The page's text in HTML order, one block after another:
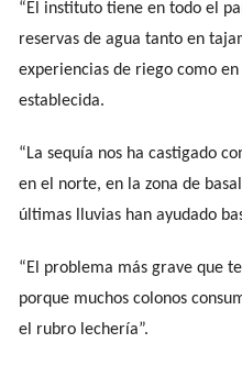
“El instituto tiene en todo el
reservas de agua tanto en
experiencias de riego como
establecida.
“La sequía nos ha castigado
en el norte, en la zona de
últimas lluvias han ayudado
“El problema más grave que
porque muchos colonos
el rubro lechería”.